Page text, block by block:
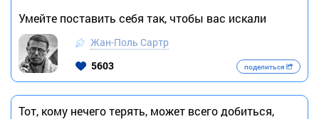
Умейте поставить себя так, чтобы вас искали
Жан-Поль Сартр
5603
поделиться
Тот, кому нечего терять, может всего добиться,